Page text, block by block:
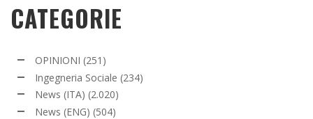
CATEGORIE
OPINIONI (251)
Ingegneria Sociale (234)
News (ITA) (2.020)
News (ENG) (504)